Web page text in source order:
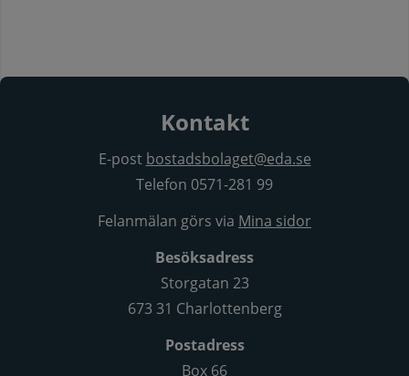
Kontakt
E-post bostadsbolaget@eda.se
Telefon 0571-281 99
Felanmälan görs via Mina sidor
Besöksadress
Storgatan 23
673 31 Charlottenberg
Postadress
Box 66